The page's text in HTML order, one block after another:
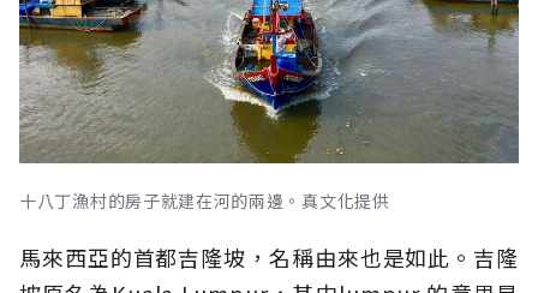
十八丁漁村的房子就建在河的兩邊。真文化提供
馬來西亞的首都吉隆坡，名稱由來也是如此。吉隆